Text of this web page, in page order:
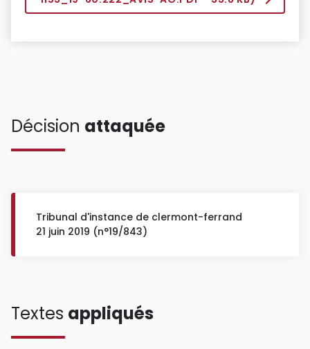
Décision attaquée
Tribunal d'instance de clermont-ferrand
21 juin 2019 (n°19/843)
Textes appliqués